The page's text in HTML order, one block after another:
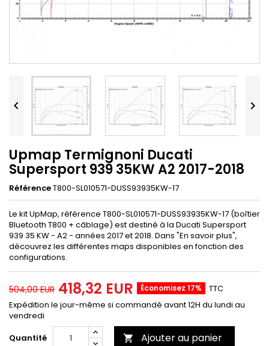
 
Upmap Termignoni Ducati
Supersport 939 35KW A2 2017-2018
RéférenceT800-SL010571-DUSS93935KW-17
Le kit UpMap, référence T800-SL010571-DUSS93935KW-17 (boîtier
Bluetooth T800 + câblage) est destiné à la Ducati Supersport
939 35 KW - A2 - années 2017 et 2018. Dans "En savoir plus",
découvrez les différentes maps disponibles en fonction des
configurations.
504,00 EUR 418,32 EUR Économisez 17%
TTC
Expédition le jour-même si commandé avant 12H du lundi au
vendredi
Quantité
 Ajouter au panier